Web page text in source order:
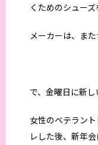
くためのシュー
で、金曜日に新
女性のベテラン
レした後、新年